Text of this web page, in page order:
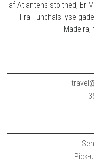
af Atlantens stolthed, Er
Fra Funchals lyse
Madeira,
Pick-